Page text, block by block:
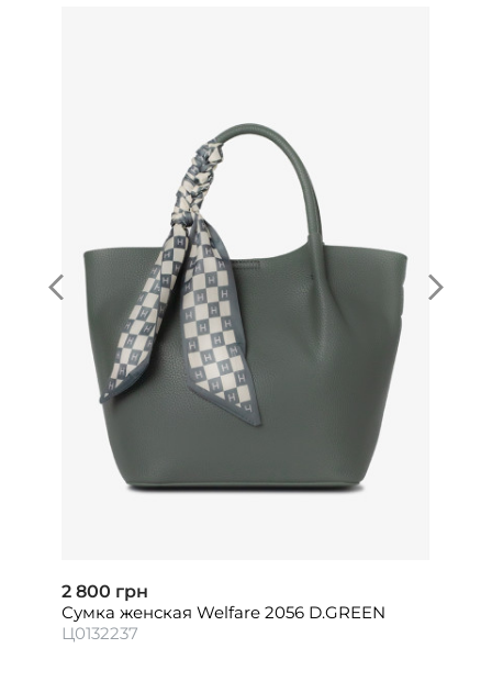
2 800 грн
Сумка женская Welfare 2056 D.GREEN
Ц0132237